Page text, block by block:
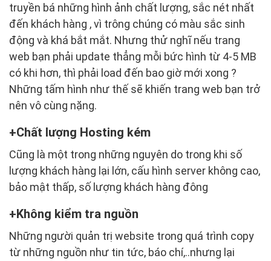
truyền bá những hình ảnh chất lượng, sắc nét nhất
đến khách hàng , vì trông chúng có màu sắc sinh
động và khá bắt mắt. Nhưng thử nghĩ nếu trang
web bạn phải update thẳng mỗi bức hình từ 4-5 MB
có khi hơn, thì phải load đến bao giờ mới xong ?
Những tấm hình như thế sẽ khiến trang web bạn trở
nên vô cùng nặng.
Chất lượng Hosting kém
Cũng là một trong những nguyên do trong khi số
lượng khách hàng lại lớn, cấu hình server không cao,
bảo mật thấp, số lượng khách hàng đông
Không kiểm tra nguồn
Những người quản trị website trong quá trình copy
từ những nguồn như tin tức, báo chí,..nhưng lại